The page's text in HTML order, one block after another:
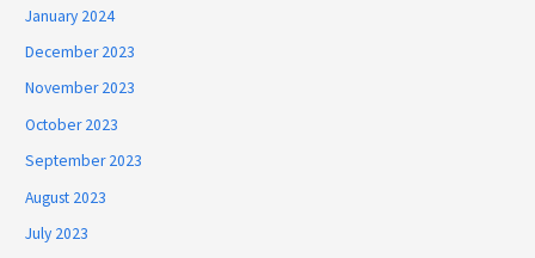
January 2024
December 2023
November 2023
October 2023
September 2023
August 2023
July 2023